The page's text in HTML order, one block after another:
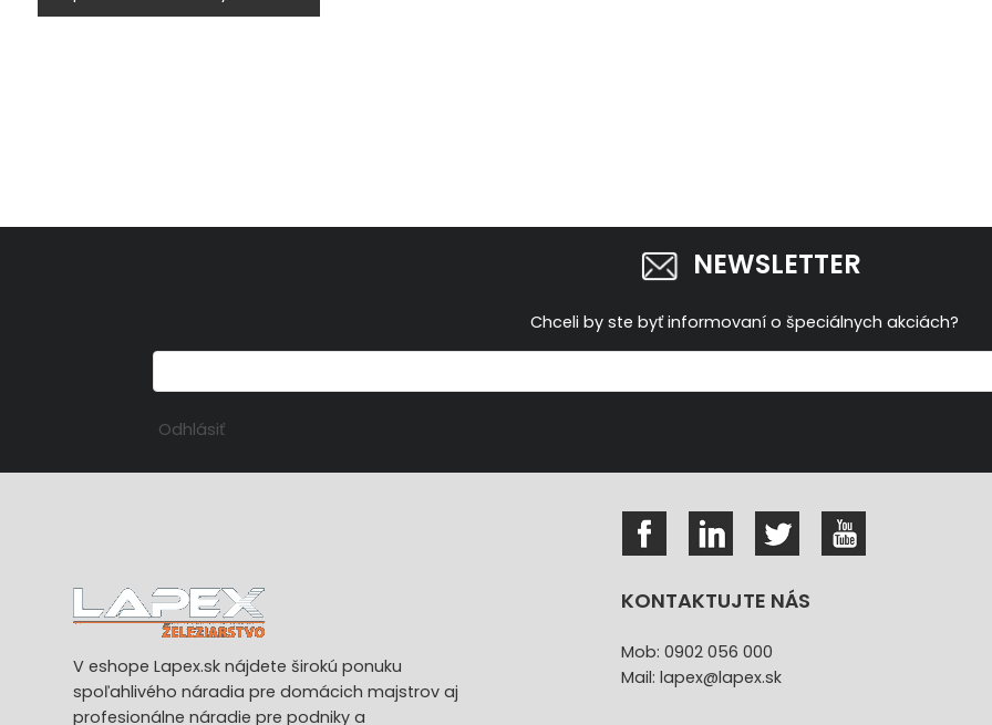
NEWSLETTER
Chceli by ste byť informovaní o špeciálnych akciách?
Odhlásiť
V eshope Lapex.sk nájdete širokú ponuku
spoľahlivého náradia pre domácich majstrov aj
profesionálne náradie pre podniky a
KONTAKTUJTE NÁS
Mob: 0902 056 000
Mail: lapex@lapex.sk